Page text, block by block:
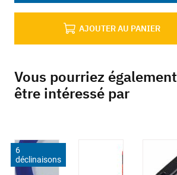
AJOUTER AU PANIER
Vous pourriez également
être intéressé par
6
déclinaisons